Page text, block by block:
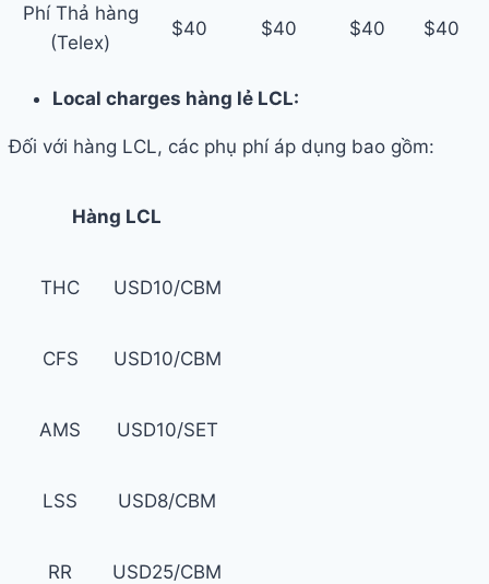
Phí Thả hàng
(Telex)
$40 $40 $40 $40
Local charges hàng lẻ LCL:
Đối với hàng LCL, các phụ phí áp dụng bao gồm:
Hàng LCL
THC USD10/CBM
CFS USD10/CBM
AMS USD10/SET
LSS USD8/CBM
RR USD25/CBM